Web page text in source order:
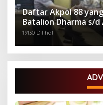
Daftar Akpol 88
Batalion Dharma s/
Pradana
19130 Dilihat